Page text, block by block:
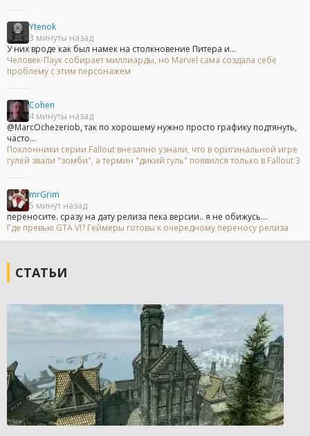
Ytenok
3 минуты назад
У них вроде как был намек на столкновение Питера и...
Человек-Паук собирает миллиарды, но Marvel сама создала себе
проблему с этим персонажем
Cohen
4 минуты назад
@MarcOchezeriob, так по хорошему нужно просто графику подтянуть,
часто...
Поклонники серии Fallout внезапно узнали, что в оригинальной игре
гулей звали "зомби", а термин "дикий гуль" появился только в Fallout 3
mrGrim
5 минут назад
переносите. сразу на дату релиза пека версии.. я не обижусь...
Где превью GTA VI? Геймеры готовы к очередному переносу релиза
СТАТЬИ